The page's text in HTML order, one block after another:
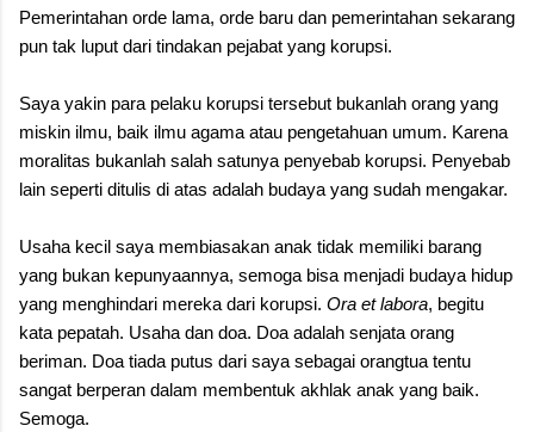
Pemerintahan orde lama, orde baru dan pemerintahan sekarang
pun tak luput dari tindakan pejabat yang korupsi.
Saya yakin para pelaku korupsi tersebut bukanlah orang yang
miskin ilmu, baik ilmu agama atau pengetahuan umum. Karena
moralitas bukanlah salah satunya penyebab korupsi. Penyebab
lain seperti ditulis di atas adalah budaya yang sudah mengakar.
Usaha kecil saya membiasakan anak tidak memiliki barang
yang bukan kepunyaannya, semoga bisa menjadi budaya hidup
yang menghindari mereka dari korupsi. Ora et labora, begitu
kata pepatah. Usaha dan doa. Doa adalah senjata orang
beriman. Doa tiada putus dari saya sebagai orangtua tentu
sangat berperan dalam membentuk akhlak anak yang baik.
Semoga.